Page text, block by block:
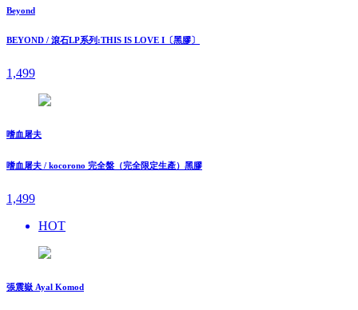
Beyond
BEYOND / 滾石LP系列:THIS IS LOVE I〔黑膠〕
1,499
嗜血屠夫
嗜血屠夫 / kocorono 完全盤（完全限定生產）黑膠
1,499
HOT
張震嶽 Ayal Komod